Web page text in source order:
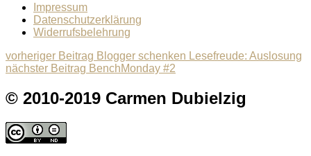
Impressum
Datenschutzerklärung
Widerrufsbelehrung
Beitragsnavigation
vorheriger Beitrag Previous
post:
Blogger schenken Lesefreude: Auslosung
nächster Beitrag Next
BenchMonday #2
© 2010-2019 Carmen Dubielzig